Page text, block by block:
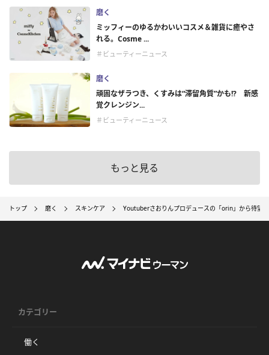
磨く
ミッフィーのゆるかわいいコスメ＆雑貨に癒やさ
れる。Cosme ...
＃ビューティーニュース
磨く
頑固なザラつき、くすみは“滞留角質”かも!? 新感
覚クレンジン...
＃ビューティーニュース
もっと見る
トップ 磨く スキンケア Youtuberさおりんプロデュースの「orin」から待望
カテゴリー
働く